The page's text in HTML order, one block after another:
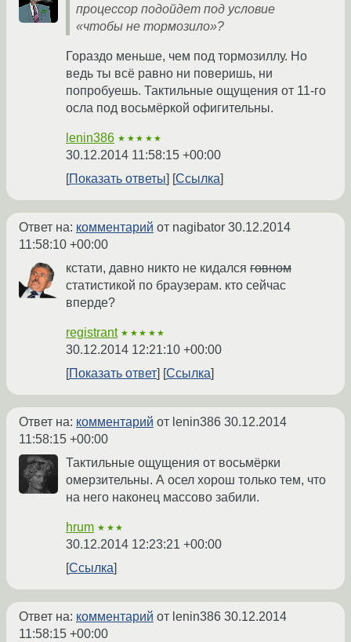
процессор подойдет под условие
«чтобы не тормозило»?
Гораздо меньше, чем под тормозиллу. Но
ведь ты всё равно ни поверишь, ни
попробуешь. Тактильные ощущения от 11-го
осла под восьмёркой офигительны.
lenin386 ★★★★★
30.12.2014 11:58:15 +00:00
Показать ответы
Ссылка
Ответ на: комментарий от nagibator 30.12.2014
11:58:10 +00:00
кстати, давно никто не кидался говном
статистикой по браузерам. кто сейчас
вперде?
registrant ★★★★★
30.12.2014 12:21:10 +00:00
Показать ответ
Ссылка
Ответ на: комментарий от lenin386 30.12.2014
11:58:15 +00:00
Тактильные ощущения от восьмёрки
омерзительны. А осел хорош только тем, что
на него наконец массово забили.
hrum ★★★
30.12.2014 12:23:21 +00:00
Ссылка
Ответ на: комментарий от lenin386 30.12.2014
11:58:15 +00:00